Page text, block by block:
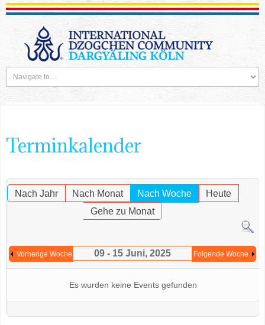
Terminkalender
Nach Jahr Nach Monat Nach Woche
Heute
Gehe zu Monat
Vorherige Woche 09 - 15 Juni, 2025 Folgende Woche
Es wurden keine Events gefunden